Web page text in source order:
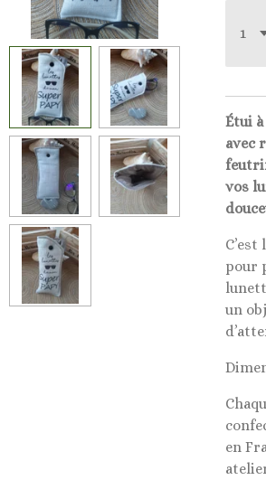
Étui
avec
vos
C’est
pour
un
en